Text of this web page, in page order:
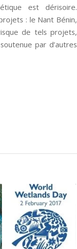
est dérisoire.
: le Nant Bénin,
de tels projets,
par d’autres